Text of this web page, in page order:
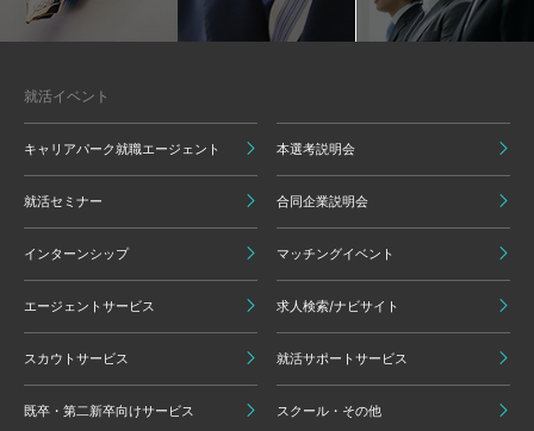
就活イベント
キャリアパーク就職エージェント 本選考説明会
就活セミナー 合同企業説明会
インターンシップ マッチングイベント
エージェントサービス 求人検索/ナビサイト
スカウトサービス 就活サポートサービス
既卒・第二新卒向けサービス スクール・その他